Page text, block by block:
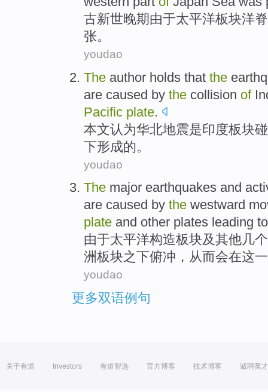
古新世晚期由于太平洋板块洋脊
张。
youdao
The author holds that the
are caused by the collision of
Pacific plate.
本文认为华北地震是印度板块
下形成的。
youdao
The major earthquakes and
are caused by the westward
plate and other plates leading to
由于太平洋构造板块及其他几个
洲板块之下俯冲 ，从而会在这
youdao
更多双语例句
关于有道 Investors 有道智选 官方博客 技术博客 诚聘英才